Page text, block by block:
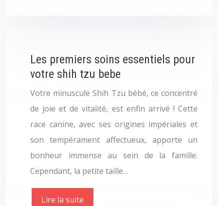
Les premiers soins essentiels pour
votre shih tzu bebe
Votre minuscule Shih Tzu bébé, ce concentré
de joie et de vitalité, est enfin arrivé ! Cette
race canine, avec ses origines impériales et
son tempérament affectueux, apporte un
bonheur immense au sein de la famille.
Cependant, la petite taille…
Lire la suite